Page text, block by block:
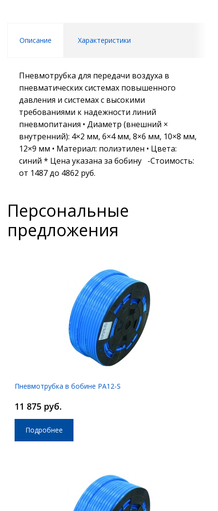
Описание Характеристики
Пневмотрубка для передачи воздуха в
пневматических системах повышенного
давления и системах с высокими
требованиями к надежности линий
пневмопитания • Диаметр (внешний ×
внутренний): 4×2 мм, 6×4 мм, 8×6 мм, 10×8 мм,
12×9 мм • Материал: полиэтилен • Цвета:
синий * Цена указана за бобину -Стоимость:
от 1487 до 4862 руб.
Персональные
предложения
Пневмотрубка в бобине PA12-S
11 875 руб.
Подробнее